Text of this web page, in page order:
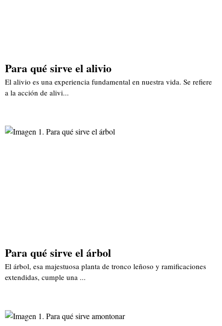
Para qué sirve el alivio
El alivio es una experiencia fundamental en nuestra vida. Se refiere
a la acción de alivi...
Para qué sirve el árbol
El árbol, esa majestuosa planta de tronco leñoso y ramificaciones
extendidas, cumple una ...